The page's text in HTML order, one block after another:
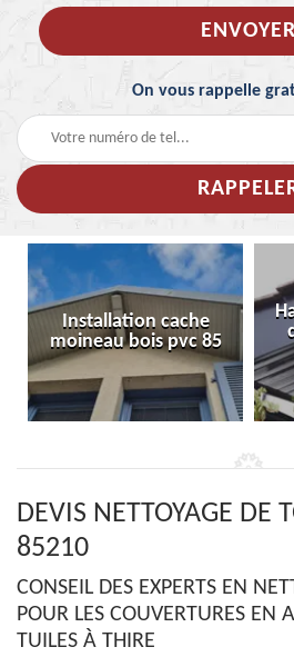
On vous rappelle
Installation cache
moineau bois pvc 85
DEVIS NETTOYAGE DE
85210
CONSEIL DES EXPERTS EN
POUR LES COUVERTURES EN
TUILES À THIRE